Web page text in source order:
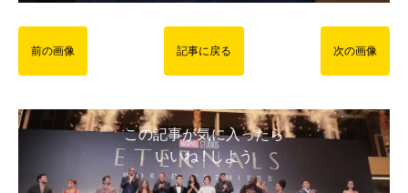
前の画像 記事に戻る 次の画像
この記事が気に入ったら
いいね ! しよう